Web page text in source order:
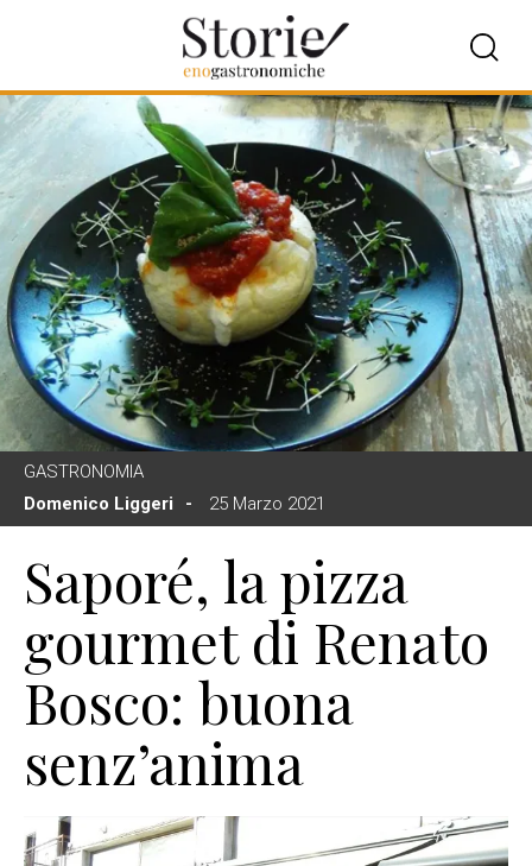
GASTRONOMIA
Domenico Liggeri
25 Marzo 2021
Saporé, la pizza
gourmet di Renato
Bosco: buona
senz’anima